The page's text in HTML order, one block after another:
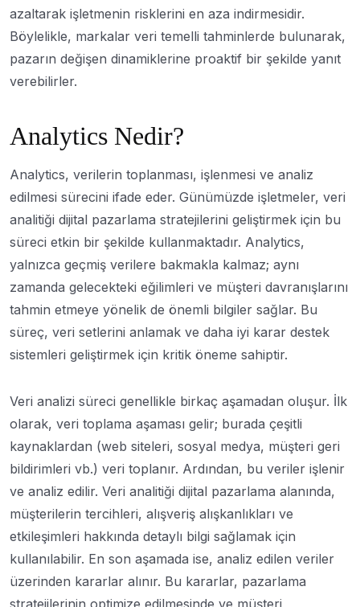
azaltarak işletmenin risklerini en aza indirmesidir.
Böylelikle, markalar veri temelli tahminlerde bulunarak,
pazarın değişen dinamiklerine proaktif bir şekilde yanıt
verebilirler.
Analytics Nedir?
Analytics, verilerin toplanması, işlenmesi ve analiz
edilmesi sürecini ifade eder. Günümüzde işletmeler, veri
analitiği dijital pazarlama stratejilerini geliştirmek için bu
süreci etkin bir şekilde kullanmaktadır. Analytics,
yalnızca geçmiş verilere bakmakla kalmaz; aynı
zamanda gelecekteki eğilimleri ve müşteri davranışlarını
tahmin etmeye yönelik de önemli bilgiler sağlar. Bu
süreç, veri setlerini anlamak ve daha iyi karar destek
sistemleri geliştirmek için kritik öneme sahiptir.
Veri analizi süreci genellikle birkaç aşamadan oluşur. İlk
olarak, veri toplama aşaması gelir; burada çeşitli
kaynaklardan (web siteleri, sosyal medya, müşteri geri
bildirimleri vb.) veri toplanır. Ardından, bu veriler işlenir
ve analiz edilir. Veri analitiği dijital pazarlama alanında,
müşterilerin tercihleri, alışveriş alışkanlıkları ve
etkileşimleri hakkında detaylı bilgi sağlamak için
kullanılabilir. En son aşamada ise, analiz edilen veriler
üzerinden kararlar alınır. Bu kararlar, pazarlama
stratejilerinin optimize edilmesinde ve müşteri